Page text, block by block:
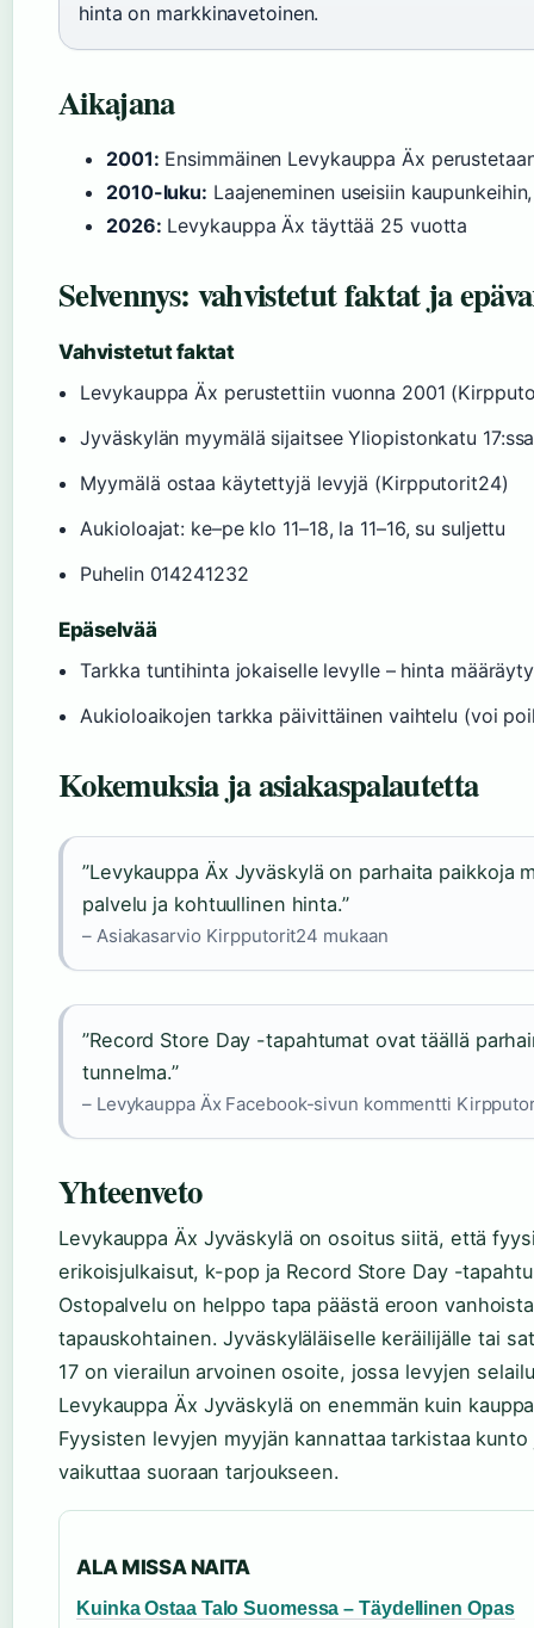
hinta on markkinavetoinen.
Aikajana
2001: Ensimmäinen Levykauppa Äx
2010-luku: Laajeneminen useisiin
2026: Levykauppa Äx täyttää 25 vuotta
Selvennys: vahvistetut faktat ja
Vahvistetut faktat
Levykauppa Äx perustettiin vuonna 2001
Jyväskylän myymälä sijaitsee Yliopistonkatu
Myymälä ostaa käytettyjä levyjä (Kirpputorit24)
Aukioloajat: ke–pe klo 11–18, la 11–16, su suljettu
Puhelin 014241232
Epäselvää
Tarkka tuntihinta jokaiselle levylle – hinta
Aukioloaikojen tarkka päivittäinen vaihtelu (voi
Kokemuksia ja asiakaspalautetta
”Levykauppa Äx Jyväskylä on parhaita paikkoja
palvelu ja kohtuullinen hinta.”
– Asiakasarvio Kirpputorit24 mukaan
”Record Store Day -tapahtumat ovat täällä
tunnelma.”
– Levykauppa Äx Facebook-sivun kommentti
Yhteenveto
Levykauppa Äx Jyväskylä on osoitus siitä, että
erikoisjulkaisut, k-pop ja Record Store Day -
Ostopalvelu on helppo tapa päästä eroon
tapauskohtainen. Jyväskyläläiselle keräilijälle tai
17 on vierailun arvoinen osoite, jossa levyjen
Levykauppa Äx Jyväskylä on enemmän kuin
Fyysisten levyjen myyjän kannattaa tarkistaa
vaikuttaa suoraan tarjoukseen.
ALA MISSA NAITA
Kuinka Ostaa Talo Suomessa – Täydellinen Opas